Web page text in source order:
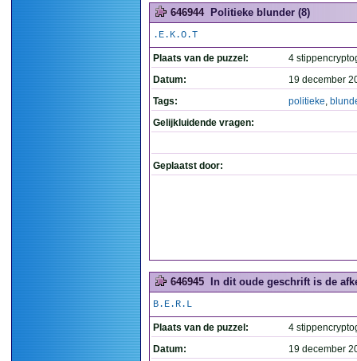
646944 Politieke blunder (8)
.E.K.O.T
Plaats van de puzzel:
4
Datum:
19 december
Tags:
politieke,
Gelijkluidende vragen:
Geplaatst door:
646945 In dit oude geschrift is de
B.E.R.L
Plaats van de puzzel:
4
Datum:
19 december